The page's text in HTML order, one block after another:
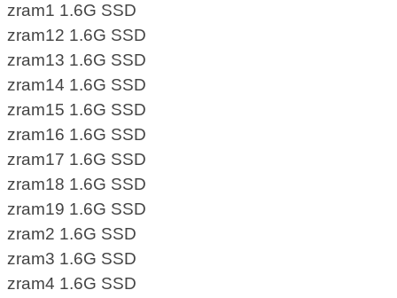
zram1 1.6G SSD
zram12 1.6G SSD
zram13 1.6G SSD
zram14 1.6G SSD
zram15 1.6G SSD
zram16 1.6G SSD
zram17 1.6G SSD
zram18 1.6G SSD
zram19 1.6G SSD
zram2 1.6G SSD
zram3 1.6G SSD
zram4 1.6G SSD